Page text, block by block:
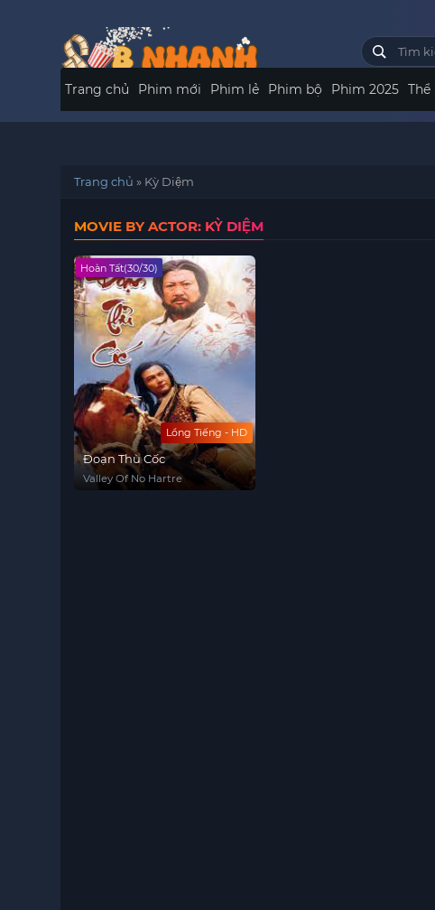
Trang chủ Phim mới Phim lẻ Phim bộ Phim 2025 Thể
Trang chủ » Kỳ Diệm
MOVIE BY ACTOR: KỲ DIỆM
Lồng Tiếng - HD
Hoàn Tất(30/30)
Đoạn Thù Cốc
Valley Of No Hartre